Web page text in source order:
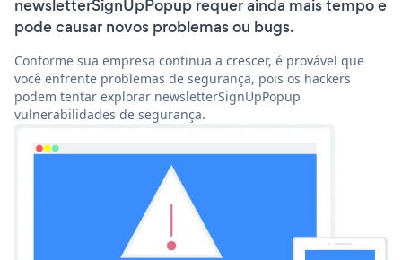
newsletterSignUpPopup requer ainda mais tempo e
pode causar novos problemas ou bugs.
Conforme sua empresa continua a crescer, é provável que
você enfrente problemas de segurança, pois os hackers
podem tentar explorar newsletterSignUpPopup
vulnerabilidades de segurança.